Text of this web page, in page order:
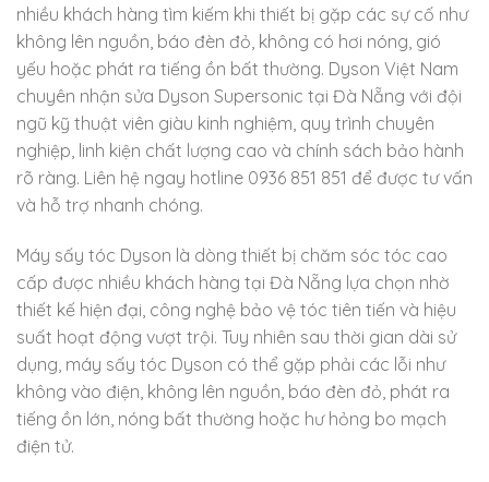
nhiều khách hàng tìm kiếm khi thiết bị gặp các sự cố như
không lên nguồn, báo đèn đỏ, không có hơi nóng, gió
yếu hoặc phát ra tiếng ồn bất thường. Dyson Việt Nam
chuyên nhận sửa Dyson Supersonic tại Đà Nẵng với đội
ngũ kỹ thuật viên giàu kinh nghiệm, quy trình chuyên
nghiệp, linh kiện chất lượng cao và chính sách bảo hành
rõ ràng. Liên hệ ngay hotline 0936 851 851 để được tư vấn
và hỗ trợ nhanh chóng.
Máy sấy tóc Dyson là dòng thiết bị chăm sóc tóc cao
cấp được nhiều khách hàng tại Đà Nẵng lựa chọn nhờ
thiết kế hiện đại, công nghệ bảo vệ tóc tiên tiến và hiệu
suất hoạt động vượt trội. Tuy nhiên sau thời gian dài sử
dụng, máy sấy tóc Dyson có thể gặp phải các lỗi như
không vào điện, không lên nguồn, báo đèn đỏ, phát ra
tiếng ồn lớn, nóng bất thường hoặc hư hỏng bo mạch
điện tử.